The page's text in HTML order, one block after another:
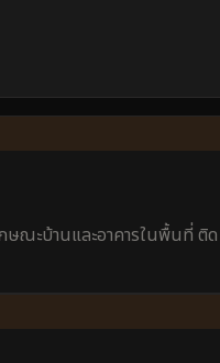
ณะบ้านและอาคารในพื้นที่ ติด